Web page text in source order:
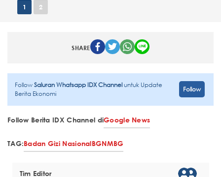
1 2
SHARE
FollowSaluran Whatsapp IDX Channeluntuk Update
Berita Ekonomi
Follow
Follow Berita IDX Channel diGoogle News
TAG:Badan Gizi NasionalBGNMBG
Tim Editor